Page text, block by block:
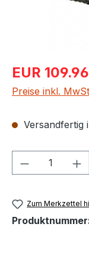
Verkaufspreis:
EUR 109.96
Preise inkl.
Versandfertig
Produkt
Zum Merkzettel